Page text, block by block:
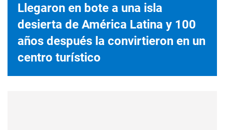
Llegaron en bote a una isla
desierta de América Latina y 100
años después la convirtieron en un
centro turístico